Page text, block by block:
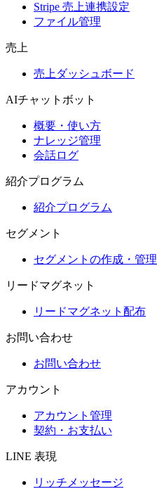
Stripe 売上連携設定
ファイル管理
売上
売上ダッシュボード
AIチャットボット
概要・使い方
ナレッジ管理
会話ログ
紹介プログラム
紹介プログラム
セグメント
セグメントの作成・管理
リードマグネット
リードマグネット配布
お問い合わせ
お問い合わせ
アカウント
アカウント管理
契約・お支払い
LINE 表現
リッチメッセージ